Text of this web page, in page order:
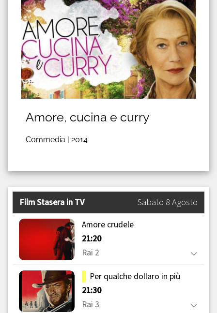
Amore, cucina e curry
Commedia | 2014